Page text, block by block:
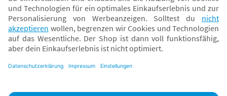
* Alle Preise inkl. MwSt. und ggf. zzgl.Versandkosten. Der dargestellte Preis gilt -
abhängig von der von dir gewählten Option - im BabyOne-Onlineshop oder bei
Abholung in dem von dir gewählten BabyOne-Franchise-Betrieb. Der für den
Onlineshop geltende Preis stellt bei einem Verkauf durch unsere Franchise-
Nehmer eine unverbindliche Preisempfehlung dar. Der Verkaufspreis der
daher von dem Verkaufspreis im Onlineshop abweichen. Angaben zu